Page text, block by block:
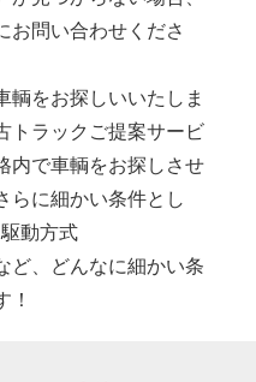
お問い合わせくださ
輌をお探しいいたしま
トラックご提案サービ
内で車輌をお探しさせ
らに細かい条件とし
動方式
ど、どんなに細かい条
！